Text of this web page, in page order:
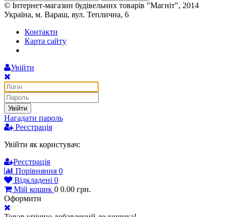
© Інтернет-магазин будівельних товарів "Магніт", 2014
Україна, м. Вараш, вул. Теплична, 6
Контакти
Карта сайту
Увійти
Увійти
Нагадати пароль
Реєстрація
Увійти як користувач:
Реєстрація
Порівняння 0
Відкладені 0
Мій кошик 0 0.00 грн.
Оформити